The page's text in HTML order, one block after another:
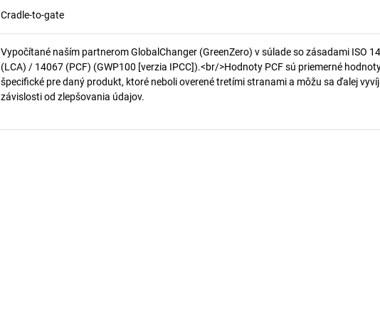
Cradle-to-gate
Vypočítané naším partnerom GlobalChanger (GreenZero) v súlade so zásadami ISO
(LCA) / 14067 (PCF) (GWP100 [verzia IPCC]).<br/>Hodnoty PCF sú priemerné
špecifické pre daný produkt, ktoré neboli overené tretími stranami a môžu sa ďalej
závislosti od zlepšovania údajov.